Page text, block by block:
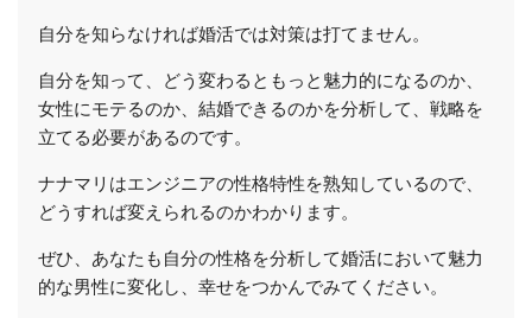
自分を知らなければ婚活では対策は打てません。
自分を知って、どう変わるともっと魅力的になるのか、
女性にモテるのか、結婚できるのかを分析して、戦略を
立てる必要があるのです。
ナナマリはエンジニアの性格特性を熟知しているので、
どうすれば変えられるのかわかります。
ぜひ、あなたも自分の性格を分析して婚活において魅力
的な男性に変化し、幸せをつかんでみてください。